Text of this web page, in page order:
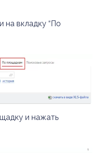
на вкладку “По
и нажать